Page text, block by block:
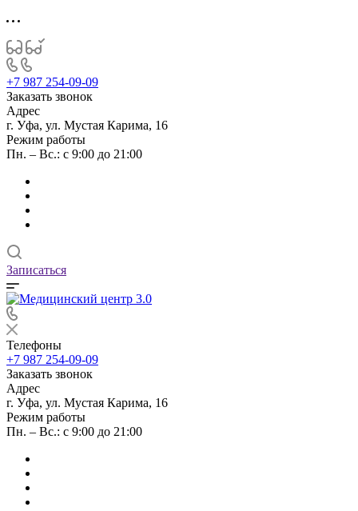
+7 987 254-09-09
Заказать звонок
Адрес
г. Уфа, ул. Мустая Карима, 16
Режим работы
Пн. – Вс.: с 9:00 до 21:00
Записаться
Телефоны
+7 987 254-09-09
Заказать звонок
Адрес
г. Уфа, ул. Мустая Карима, 16
Режим работы
Пн. – Вс.: с 9:00 до 21:00